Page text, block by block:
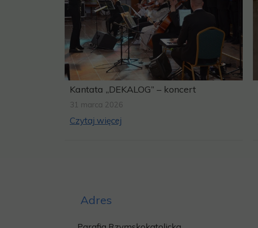
Kantata „DEKALOG” – koncert
31 marca 2026
Czytaj więcej
Adres